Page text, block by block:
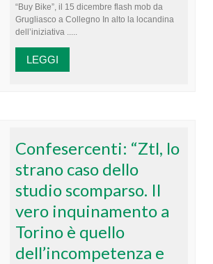
“Buy Bike”, il 15 dicembre flash mob da
Grugliasco a Collegno In alto la locandina
dell’iniziativa .....
LEGGI
Confesercenti: “Ztl, lo
strano caso dello
studio scomparso. Il
vero inquinamento a
Torino è quello
dell’incompetenza e